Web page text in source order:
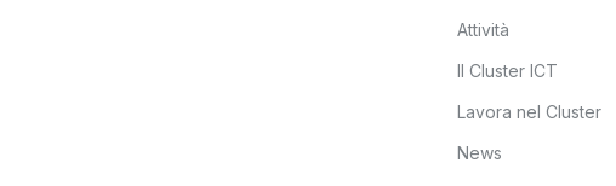
Attività
Il Cluster ICT
Lavora nel Cluster
News